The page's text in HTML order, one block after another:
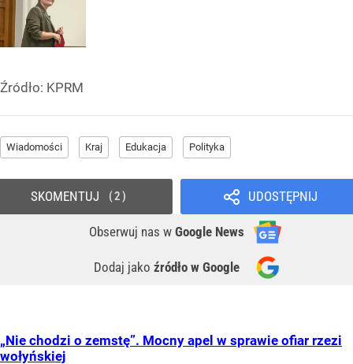
Źródło: KPRM
Wiadomości Kraj Edukacja Polityka
UDOSTĘPNIJ
Obserwuj nas w Google News
Dodaj jako źródło w Google
SKOMENTUJ 2
„Nie chodzi o zemstę”. Mocny apel w sprawie ofiar rzezi
wołyńskiej